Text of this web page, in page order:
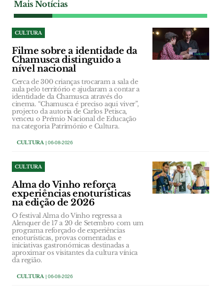
Mais Notícias
CULTURA
Filme sobre a identidade da
Chamusca distinguido a
nível nacional
Cerca de 300 crianças trocaram a sala de
aula pelo território e ajudaram a contar a
identidade da Chamusca através do
cinema. “Chamusca é preciso aqui viver”,
projecto da autoria de Carlos Petisca,
venceu o Prémio Nacional de Educação
na categoria Património e Cultura.
CULTURA| 06-08-2026
CULTURA
Alma do Vinho reforça
experiências enoturísticas
na edição de 2026
O festival Alma do Vinho regressa a
Alenquer de 17 a 20 de Setembro com um
programa reforçado de experiências
enoturísticas, provas comentadas e
iniciativas gastronómicas destinadas a
aproximar os visitantes da cultura vínica
da região.
CULTURA| 06-08-2026